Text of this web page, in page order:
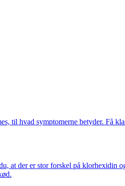
til hvad symptomerne betyder. Få
at der er stor forskel på